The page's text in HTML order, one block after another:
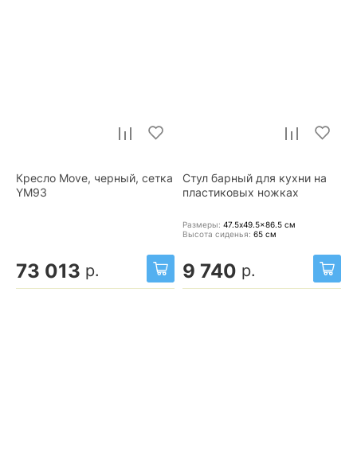
Кресло Move, черный, сетка
YM93
73 013 р.
Стул барный для кухни на
пластиковых ножках
Размеры: 47.5x49.5x86.5 см
Высота сиденья: 65 см
9 740 р.